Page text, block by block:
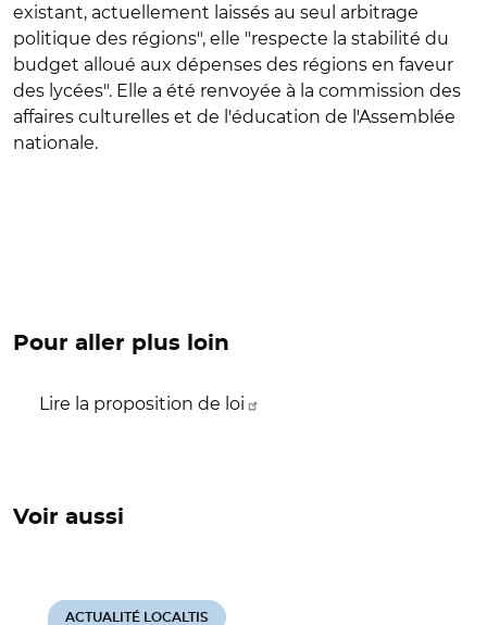
existant, actuellement laissés au seul arbitrage
politique des régions", elle "respecte la stabilité du
budget alloué aux dépenses des régions en faveur
des lycées". Elle a été renvoyée à la commission des
affaires culturelles et de l'éducation de l'Assemblée
nationale.
Pour aller plus loin
Lire la proposition de loi
Voir aussi
ACTUALITÉ LOCALTIS